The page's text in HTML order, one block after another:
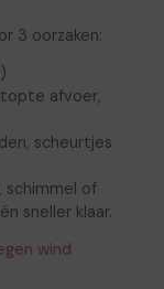
3 oorzaken:
afvoer,
scheurtjes
schimmel of
sneller klaar.
wind